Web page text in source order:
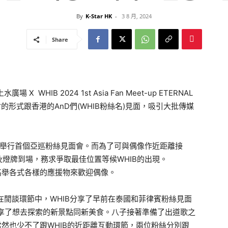
By K-Star HK - 3 8 月, 2024
Share
水廣場 X WHIB 2024 1st Asia Fan Meet-up ETERNAL
形式跟香港的AnD們(WHIB粉絲名)見面，吸引大批傳媒
行首個亞巡粉絲見面會。而為了可與偶像作近距離接
牌到場，務求爭取最佳位置等候WHIB的出現。
各式各樣的應援物來歡迎偶像。
談環節中，WHIB分享了早前在泰國和菲律賓粉絲見面
想去探索的新景點同新美食。八子接著準備了出道歌之
也少不了跟WHIB的近距離互動環節，兩位粉絲分別跟